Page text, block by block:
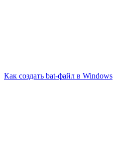
Как создать bat-файл в Windows